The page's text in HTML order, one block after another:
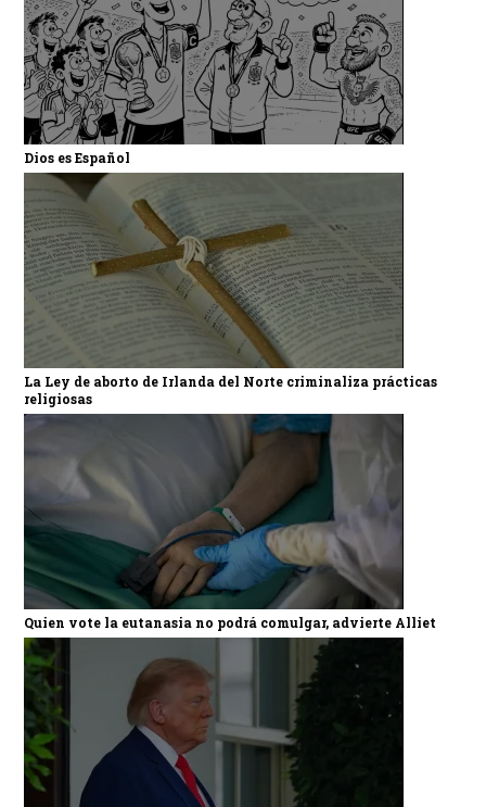
Dios es Español
La Ley de aborto de Irlanda del Norte criminaliza prácticas
religiosas
Quien vote la eutanasia no podrá comulgar, advierte Alliet